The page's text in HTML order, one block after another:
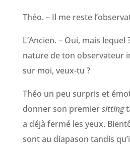
Théo. – Il me reste
L’Ancien. – Oui, mais lequel
nature de ton observateur
sur moi, veux-tu ?
Théo un peu surpris et
donner son premiersitting
a déjà fermé les yeux.
sont au diapason tandis